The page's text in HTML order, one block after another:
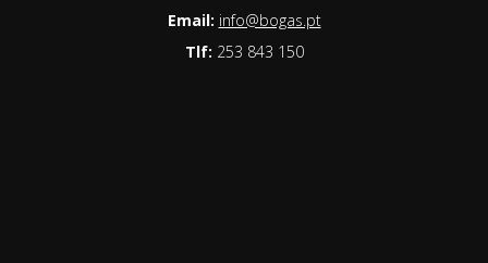
Email: info@bogas.pt
Tlf: 253 843 150